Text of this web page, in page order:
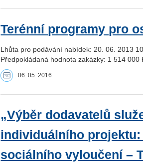
Terénní programy pro
Lhůta pro podávání nabídek: 20. 06. 2013
Předpokládaná hodnota zakázky: 1 514 000
06. 05. 2016
„Výběr dodavatelů
individuálního
sociálního vyloučení –